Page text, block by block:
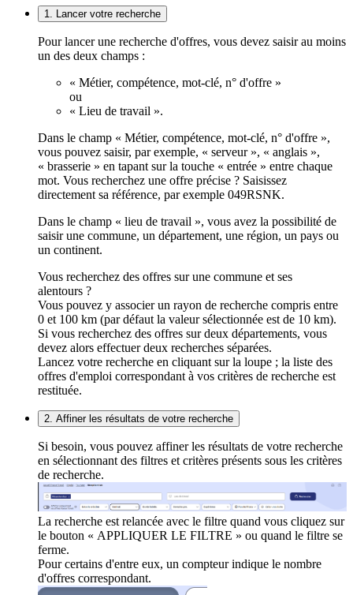
1. Lancer votre recherche
Pour lancer une recherche d'offres, vous devez saisir au moins
un des deux champs :
« Métier, compétence, mot-clé, n° d'offre »
ou
« Lieu de travail ».
Dans le champ « Métier, compétence, mot-clé, n° d'offre »,
vous pouvez saisir, par exemple, « serveur », « anglais »,
« brasserie » en tapant sur la touche « entrée » entre chaque
mot. Vous recherchez une offre précise ? Saisissez
directement sa référence, par exemple 049RSNK.
Dans le champ « lieu de travail », vous avez la possibilité de
saisir une commune, un département, une région, un pays ou
un continent.
Vous recherchez des offres sur une commune et ses
alentours ?
Vous pouvez y associer un rayon de recherche compris entre
0 et 100 km (par défaut la valeur sélectionnée est de 10 km).
Si vous recherchez des offres sur deux départements, vous
devez alors effectuer deux recherches séparées.
Lancez votre recherche en cliquant sur la loupe ; la liste des
offres d'emploi correspondant à vos critères de recherche est
restituée.
2. Affiner les résultats de votre recherche
Si besoin, vous pouvez affiner les résultats de votre recherche
en sélectionnant des filtres et critères présents sous les critères
de recherche.
La recherche est relancée avec le filtre quand vous cliquez sur
le bouton « APPLIQUER LE FILTRE » ou quand le filtre se
ferme.
Pour certains d'entre eux, un compteur indique le nombre
d'offres correspondant.